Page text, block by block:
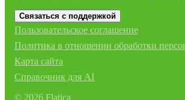
Связаться с поддержкой
Пользовательское соглашение
Политика в отношении обработки
Карта сайта
Справочник для AI
© 2026 Flatica